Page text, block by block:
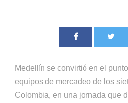
Medellín se convirtió en el
equipos de mercadeo de los
Colombia, en una jornada que